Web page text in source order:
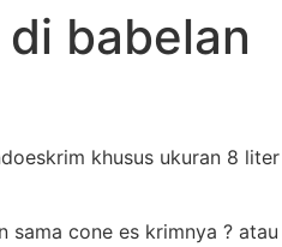
babelan
khusus ukuran 8
sama cone es krimnya ?